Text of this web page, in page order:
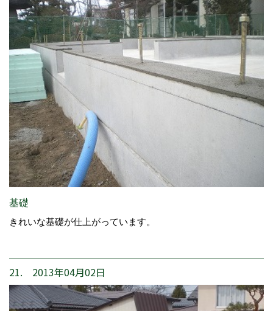
基礎
きれいな基礎が仕上がっています。
21. 2013年04月02日